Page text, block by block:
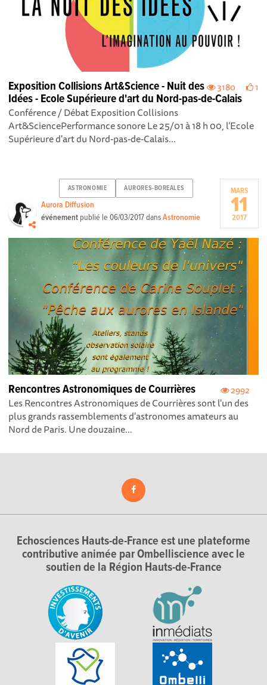
3180 1
Exposition Collisions Art&Science - Nuit des
Idées - Ecole Supérieure d'art du Nord-pas-de-Calais
Conférence / Débat Exposition Collisions
Art&SciencePerformance sonore Le 25/01 à 18 h 00, l’Ecole
Supérieure d'art du Nord-pas-de-Calais...
ASTRONOMIE AURORES-BOREALES
Aurora Diffusion
événement publié le06/03/2017dansAstronomie
MARS
11
2017
2992
Rencontres Astronomiques de Courrières
Les Rencontres Astronomiques de Courrières sont l'un des
plus grands rassemblements d'astronomes amateurs au
Nord de Paris. Une douzaine...
Echosciences Hauts-de-France est une plateforme
contributive animée par Ombelliscience avec le
soutien de la Région Hauts-de-France